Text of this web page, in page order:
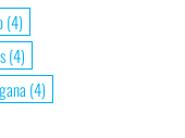
(4)
(4)
(4)